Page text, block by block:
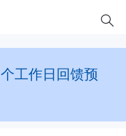
个工作日回馈预